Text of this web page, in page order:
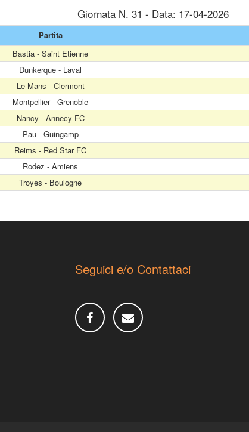
Giornata N. 31 - Data: 17-04-2026
Partita
Bastia - Saint Etienne
Dunkerque - Laval
Le Mans - Clermont
Montpellier - Grenoble
Nancy - Annecy FC
Pau - Guingamp
Reims - Red Star FC
Rodez - Amiens
Troyes - Boulogne
Seguici e/o Contattaci